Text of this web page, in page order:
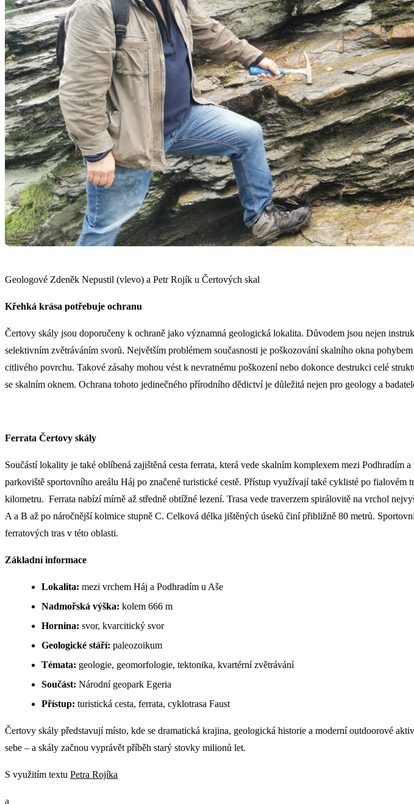
Geologové Zdeněk Nepustil (vlevo) a Petr Rojík u Čertových skal
Křehká krása potřebuje ochranu
Čertovy skály jsou doporučeny k ochraně jako významná geologická lokalita. Důvodem jsou nejen
selektivním zvětráváním svorů. Největším problémem současnosti je poškozování skalního okna
citlivého povrchu. Takové zásahy mohou vést k nevratnému poškození nebo dokonce destrukci celé
se skalním oknem. Ochrana tohoto jedinečného přírodního dědictví je důležitá nejen pro geology a
Ferrata Čertovy skály
Součástí lokality je také oblíbená zajištěná cesta ferrata, která vede skalním komplexem mezi
parkoviště sportovního areálu Háj po značené turistické cestě. Přístup využívají také cyklisté po
kilometru. Ferrata nabízí mírně až středně obtížné lezení. Trasa vede traverzem spirálovitě na vrchol
A a B až po náročnější kolmice stupně C. Celková délka jištěných úseků činí přibližně 80 metrů.
ferratových tras v této oblasti.
Základní informace
Lokalita: mezi vrchem Háj a Podhradím u Aše
Nadmořská výška: kolem 666 m
Hornina: svor, kvarcitický svor
Geologické stáří: paleozoikum
Témata: geologie, geomorfologie, tektonika, kvartérní zvětrávání
Součást: Národní geopark Egeria
Přístup: turistická cesta, ferrata, cyklotrasa Faust
Čertovy skály představují místo, kde se dramatická krajina, geologická historie a moderní outdoorové
sebe – a skály začnou vyprávět příběh starý stovky milionů let.
S využitím textu Petra Rojíka
a